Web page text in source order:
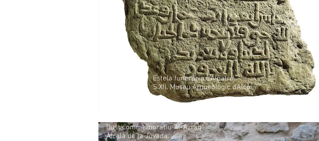
Estela funerària d'Alpatró.
S.XII. Museu Arqueològic d'Alcoi.
Bust commemoratiu 'Al-Azraq'.
Alcalà de la Jovada.